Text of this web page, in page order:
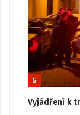
5
Vyjádření k